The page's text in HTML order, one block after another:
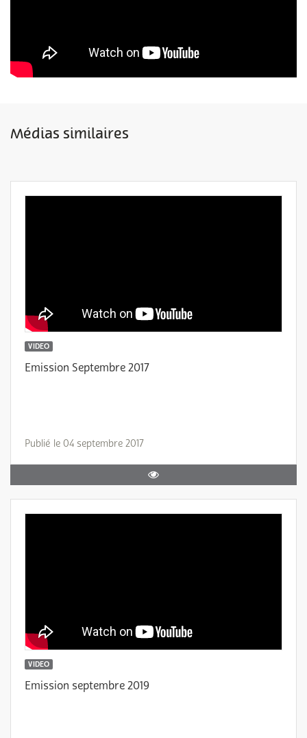
Médias similaires
VIDEO
Emission Septembre 2017
Publié le 04 septembre 2017
VIDEO
Emission septembre 2019